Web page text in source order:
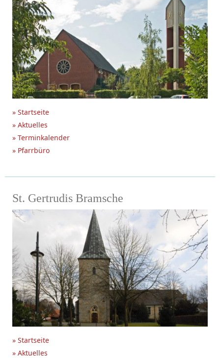
» Startseite
» Aktuelles
» Terminkalender
» Pfarrbüro
St. Gertrudis Bramsche
» Startseite
» Aktuelles